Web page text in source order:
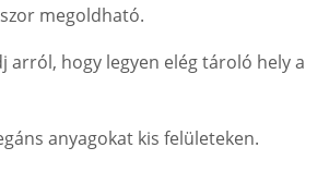
megoldható.
arról, hogy legyen elég tároló hely a
anyagokat kis felületeken.